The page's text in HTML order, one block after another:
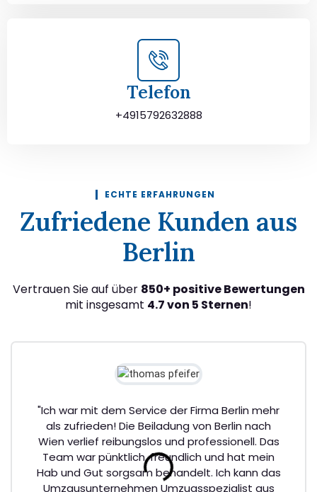
Telefon
+4915792632888
ECHTE ERFAHRUNGEN
Zufriedene Kunden aus
Berlin
Vertrauen Sie auf über 850+ positive Bewertungen
mit insgesamt 4.7 von 5 Sternen!
"Ich war mit dem Service der Firma Berlin mehr
als zufrieden! Die Beiladung von Berlin nach
Wien verlief reibungslos und professionell. Das
Team war pünktlich, freundlich und hat mein
Hab und Gut sorgsam behandelt. Ich kann das
Umzgusunternehmen Umzugsspezialist aus